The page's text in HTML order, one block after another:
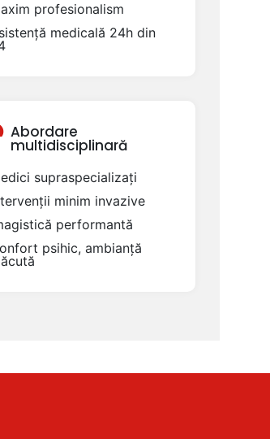
profesionalism
medicală 24h din
Abordare
multidisciplinară
supraspecializați
minim invazive
performantă
psihic, ambianță